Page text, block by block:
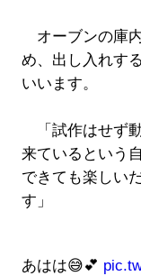
オーブンの庫
め、出し入れす
いいます。
「試作はせず
来ているという
できても楽しい
す」
あはは😅💕